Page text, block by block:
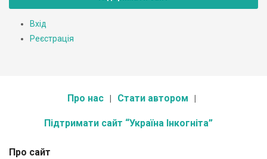
Вхід
Реєстрація
Про нас Стати автором
Підтримати сайт “Україна Інкогніта”
Про сайт